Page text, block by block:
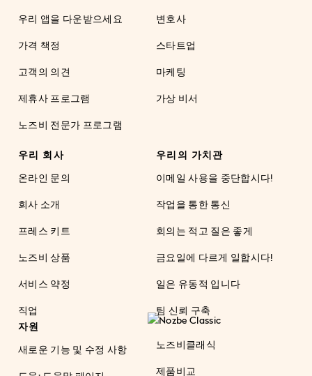
우리 앱을 다운받으세요
가격 책정
고객의 의견
제휴사 프로그램
노즈비 전문가 프로그램
변호사
스타트업
마케팅
가상 비서
우리 회사
온라인 문의
회사 소개
프레스 키트
노즈비 상품
서비스 약정
직업
우리의 가치관
이메일 사용을 중단합시다!
작업을 통한 통신
회의는 적고 질은 좋게
금요일에 다르게 일합시다!
일은 유동적 입니다
팀 신뢰 구축
자원
새로운 기능 및 수정 사항
노즈비클래식
제품비교